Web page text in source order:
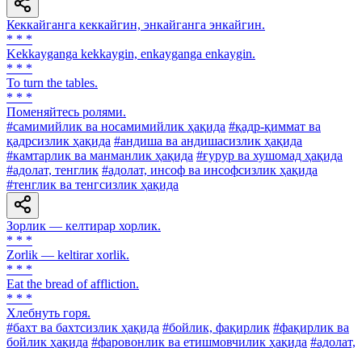
Кеккайганга кеккайгин, энкайганга энкайгин.
* * *
Kekkayganga kekkaygin, enkayganga enkaygin.
* * *
To turn the tables.
* * *
Поменяйтесь ролями.
#самимийлик ва носамимийлик ҳақида #қадр-қиммат ва
қадрсизлик ҳақида #андиша ва андишасизлик ҳақида
#камтарлик ва манманлик ҳақида #ғурур ва хушомад ҳақида
#адолат, тенглик #адолат, инсоф ва инсофсизлик ҳақида
#тенглик ва тенгсизлик ҳақида
Зорлик — келтирар хорлик.
* * *
Zorlik — keltirar xorlik.
* * *
Eat the bread of affliction.
* * *
Хлебнуть горя.
#бахт ва бахтсизлик ҳақида #бойлик, фақирлик #фақирлик ва
бойлик ҳақида #фаровонлик ва етишмовчилик ҳақида #адолат,